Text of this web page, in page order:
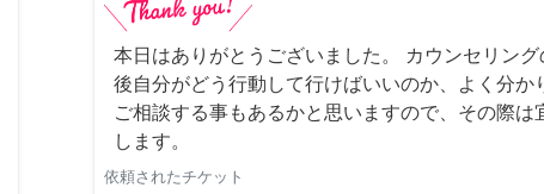
本日はありがとうございました。 カウンセリン
後自分がどう行動して行けばいいのか、よく分か
ご相談する事もあるかと思いますので、その際は
します。
依頼されたチケット